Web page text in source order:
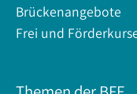
Brückenangebote
Frei und